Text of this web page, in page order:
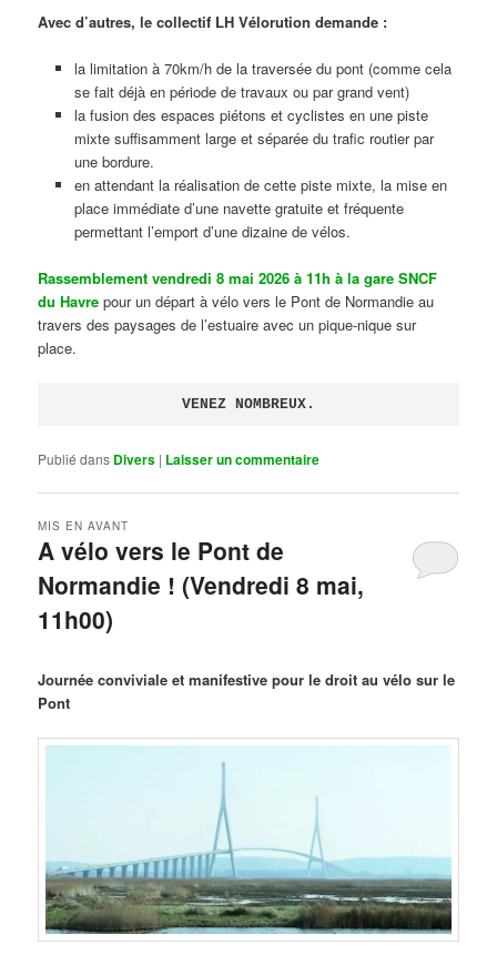
Avec d’autres, le collectif LH Vélorution demande :
la limitation à 70km/h de la traversée du pont (comme cela
se fait déjà en période de travaux ou par grand vent)
la fusion des espaces piétons et cyclistes en une piste
mixte suffisamment large et séparée du trafic routier par
une bordure.
en attendant la réalisation de cette piste mixte, la mise en
place immédiate d’une navette gratuite et fréquente
permettant l’emport d’une dizaine de vélos.
Rassemblement vendredi 8 mai 2026 à 11h à la gare SNCF
du Havre pour un départ à vélo vers le Pont de Normandie au
travers des paysages de l’estuaire avec un pique-nique sur
place.
VENEZ NOMBREUX.
Publié dans Divers | Laisser un commentaire
A vélo vers le Pont de
Normandie ! (Vendredi 8 mai,
11h00)
MIS EN AVANT
Journée conviviale et manifestive pour le droit au vélo sur le
Pont